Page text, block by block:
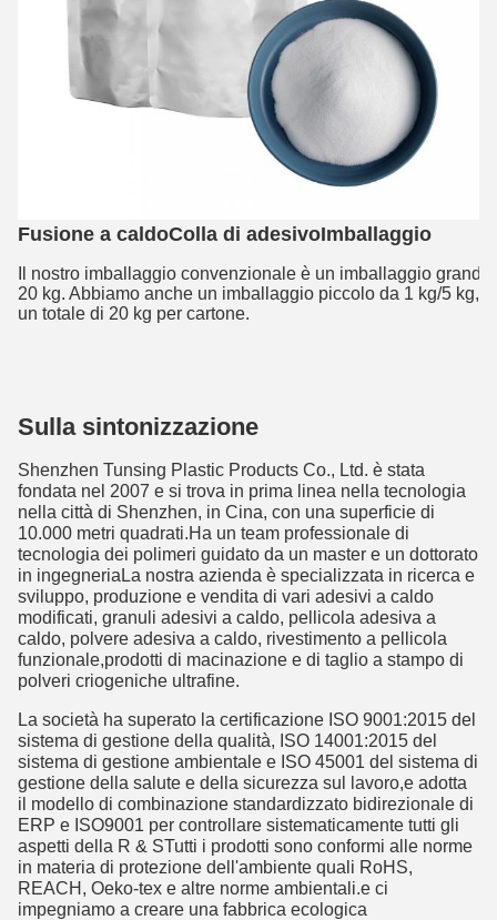
Fusione a caldoColla di adesivoImballaggio
Il nostro imballaggio convenzionale è un imballaggio grande
20 kg. Abbiamo anche un imballaggio piccolo da 1 kg/5 kg,
un totale di 20 kg per cartone.
Sulla sintonizzazione
Shenzhen Tunsing Plastic Products Co., Ltd. è stata
fondata nel 2007 e si trova in prima linea nella tecnologia
nella città di Shenzhen, in Cina, con una superficie di
10.000 metri quadrati.Ha un team professionale di
tecnologia dei polimeri guidato da un master e un dottorato
in ingegneriaLa nostra azienda è specializzata in ricerca e
sviluppo, produzione e vendita di vari adesivi a caldo
modificati, granuli adesivi a caldo, pellicola adesiva a
caldo, polvere adesiva a caldo, rivestimento a pellicola
funzionale,prodotti di macinazione e di taglio a stampo di
polveri criogeniche ultrafine.
La società ha superato la certificazione ISO 9001:2015 del
sistema di gestione della qualità, ISO 14001:2015 del
sistema di gestione ambientale e ISO 45001 del sistema di
gestione della salute e della sicurezza sul lavoro,e adotta
il modello di combinazione standardizzato bidirezionale di
ERP e ISO9001 per controllare sistematicamente tutti gli
aspetti della R & STutti i prodotti sono conformi alle norme
in materia di protezione dell'ambiente quali RoHS,
REACH, Oeko-tex e altre norme ambientali.e ci
impegniamo a creare una fabbrica ecologica